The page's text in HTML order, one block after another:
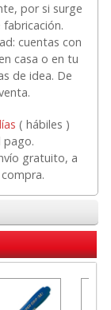
por si surge
cuentas con
casa o en tu
de idea. De
( hábiles )
pago.
gratuito, a